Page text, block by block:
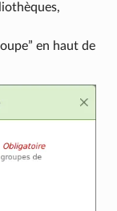
en haut de